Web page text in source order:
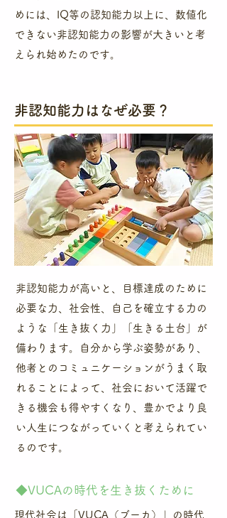
めには、IQ等の認知能力以上に、数値化
できない非認知能力の影響が大きいと考
えられ始めたのです。​
​非認知能力はなぜ必要？
非認知能力が高いと、目標達成のために
必要な力、社会性、自己を確立する力の
ような「生き抜く力」「生きる土台」が
備わります。自分から学ぶ姿勢があり、
他者とのコミュニケーションがうまく取
れることによって、社会において活躍で
きる機会も得やすくなり、豊かでより良
い人生につながっていくと考えられてい
るのです。
​◆VUCAの時代を生き抜くために
現代社会は「VUCA（ブーカ）」の時代